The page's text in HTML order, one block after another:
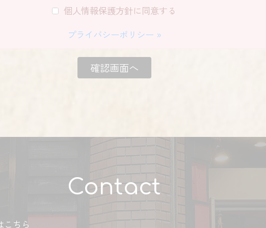
個人情報保護方針に同意する
プライバシーポリシー »
確認画面へ
Contact
こちら